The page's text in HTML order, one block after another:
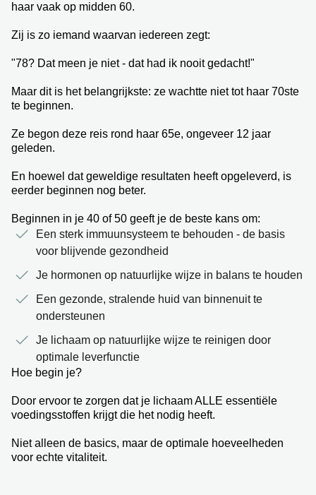
haar vaak op midden 60.
Zij is zo iemand waarvan iedereen zegt:
"78? Dat meen je niet - dat had ik nooit gedacht!"
Maar dit is het belangrijkste: ze wachtte niet tot haar 70ste
te beginnen.
Ze begon deze reis rond haar 65e, ongeveer 12 jaar
geleden.
En hoewel dat geweldige resultaten heeft opgeleverd, is
eerder beginnen nog beter.
Beginnen in je 40 of 50 geeft je de beste kans om:
Een sterk immuunsysteem te behouden - de basis
voor blijvende gezondheid
Je hormonen op natuurlijke wijze in balans te houden
Een gezonde, stralende huid van binnenuit te
ondersteunen
Je lichaam op natuurlijke wijze te reinigen door
optimale leverfunctie
Hoe begin je?
Door ervoor te zorgen dat je lichaam ALLE essentiële
voedingsstoffen krijgt die het nodig heeft.
Niet alleen de basics, maar de optimale hoeveelheden
voor echte vitaliteit.